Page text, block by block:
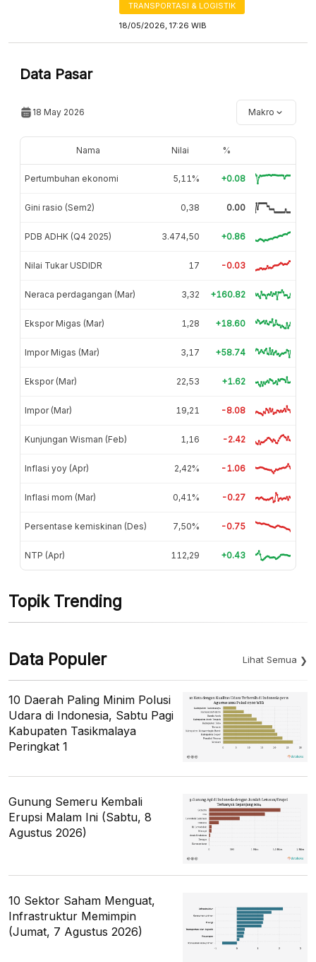
TRANSPORTASI & LOGISTIK
18/05/2026, 17:26 WIB
Data Pasar
18 May 2026 Makro
Nama Nilai %
Pertumbuhan ekonomi 5,11% +0.08
Gini rasio (Sem2) 0,38 0.00
PDB ADHK (Q4 2025) 3.474,50 +0.86
Nilai Tukar USDIDR 17 -0.03
Neraca perdagangan (Mar) 3,32 +160.82
Ekspor Migas (Mar) 1,28 +18.60
Impor Migas (Mar) 3,17 +58.74
Ekspor (Mar) 22,53 +1.62
Impor (Mar) 19,21 -8.08
Kunjungan Wisman (Feb) 1,16 -2.42
Inflasi yoy (Apr) 2,42% -1.06
Inflasi mom (Mar) 0,41% -0.27
Persentase kemiskinan (Des) 7,50% -0.75
NTP (Apr) 112,29 +0.43
Topik Trending
Data Populer Lihat Semua
10 Daerah Paling Minim Polusi
Udara di Indonesia, Sabtu Pagi
Kabupaten Tasikmalaya
Peringkat 1
Gunung Semeru Kembali
Erupsi Malam Ini (Sabtu, 8
Agustus 2026)
10 Sektor Saham Menguat,
Infrastruktur Memimpin
(Jumat, 7 Agustus 2026)